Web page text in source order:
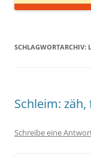
SCHLAGWORTARCHIV:
Schleim:
Schreibe eine